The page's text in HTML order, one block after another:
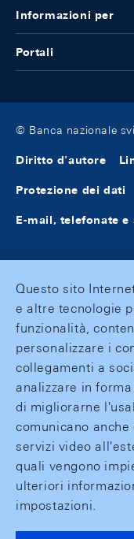
Informazioni per
Portali
© Banca nazionale
Diritto d'autore
Protezione dei dati
E-mail, telefonate
Questo sito
e altre tecnologie
funzionalità,
personalizzare i
collegamenti a
analizzare in
di migliorarne
comunicano
servizi video
quali vengono
ulteriori
impostazioni.